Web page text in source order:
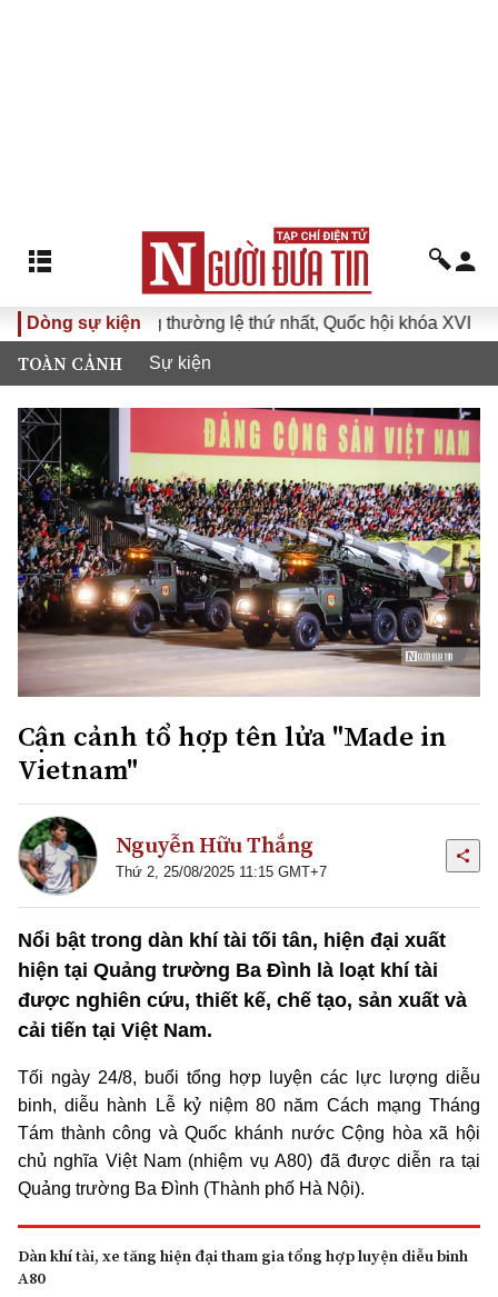
Dòng sự kiện
thường lệ thứ nhất, Quốc hội khóa XVI Đưa Nghị
TOÀN CẢNH Sự kiện
Cận cảnh tổ hợp tên lửa "Made in
Vietnam"
Nguyễn Hữu Thắng
Thứ 2, 25/08/2025 11:15 GMT+7
Nổi bật trong dàn khí tài tối tân, hiện đại xuất
hiện tại Quảng trường Ba Đình là loạt khí tài
được nghiên cứu, thiết kế, chế tạo, sản xuất và
cải tiến tại Việt Nam.
Tối ngày 24/8, buổi tổng hợp luyện các lực lượng diễu
binh, diễu hành Lễ kỷ niệm 80 năm Cách mạng Tháng
Tám thành công và Quốc khánh nước Cộng hòa xã hội
chủ nghĩa Việt Nam (nhiệm vụ A80) đã được diễn ra tại
Quảng trường Ba Đình (Thành phố Hà Nội).
Dàn khí tài, xe tăng hiện đại tham gia tổng hợp luyện diễu binh
A80